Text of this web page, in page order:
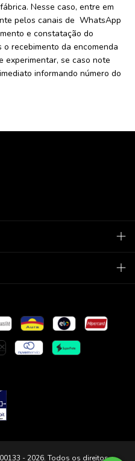
Nesse caso, entre em
pelos canais de WhatsApp
e constatação do
recebimento da encomenda
experimentar, se caso note
informando número do
- 2026. Todos os direitos